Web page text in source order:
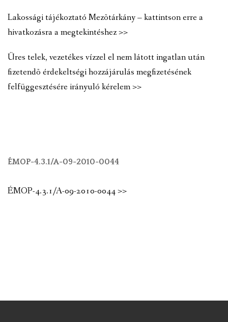
Lakossági tájékoztató Mezõtárkány – kattintson erre a
hivatkozásra a megtekintéshez >>
Üres telek, vezetékes vízzel el nem látott ingatlan után
fizetendõ érdekeltségi hozzájárulás megfizetésének
felfüggesztésére irányuló kérelem >>
ÉMOP-4.3.1/A-09-2010-0044
ÉMOP-4.3.1/A-09-2010-0044 >>